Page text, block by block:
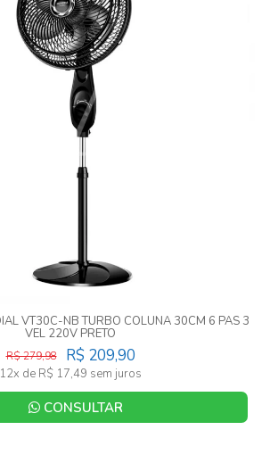
VT30C-NB TURBO COLUNA 30CM 6 PAS 3
VEL 220V PRETO
R$ 209,90
R$ 279,98
12x de R$ 17,49 sem juros
CONSULTAR